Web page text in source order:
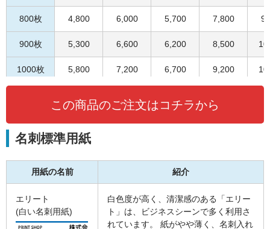
800枚 4,800 6,000 5,700 7,800
900枚 5,300 6,600 6,200 8,500
1000枚 5,800 7,200 6,700 9,200
この商品のご注文はコチラから
名刺標準用紙
用紙の名前 紹介
エリート
(白い名刺用紙)
白色度が高く、清潔感のある「エリー
ト」は、ビジネスシーンで多く利用さ
れています。 紙がやや薄く、名刺入れ